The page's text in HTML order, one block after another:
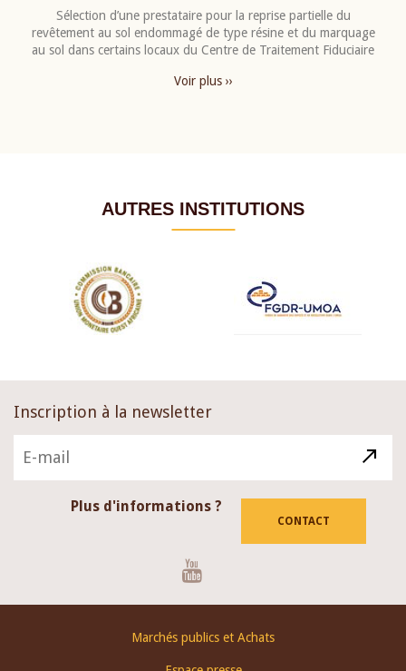
Sélection d’une prestataire pour la reprise partielle du
revêtement au sol endommagé de type résine et du marquage
au sol dans certains locaux du Centre de Traitement Fiduciaire
Voir plus ››
AUTRES INSTITUTIONS
Inscription à la newsletter
Plus d'informations ?
CONTACT
Marchés publics et Achats